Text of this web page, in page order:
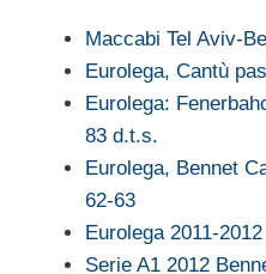
Maccabi Tel Aviv-
Eurolega, Cantù
Eurolega:
83 d.t.s.
Eurolega, Bennet
62-63
Eurolega 2011-
Serie A1 2012